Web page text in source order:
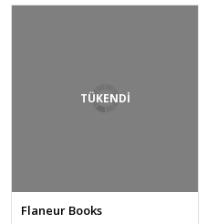
TÜKENDİ
Flaneur Books